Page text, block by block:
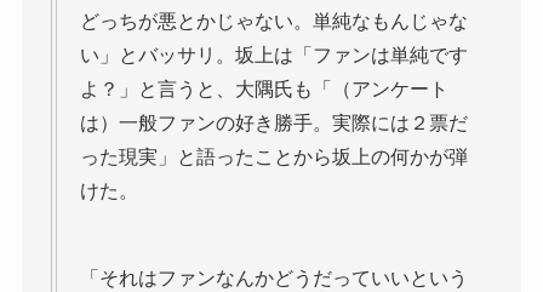
どっちが悪とかじゃない。単純なもんじゃな
い」とバッサリ。坂上は「ファンは単純です
よ？」と言うと、大隅氏も「（アンケート
は）一般ファンの好き勝手。実際には２票だ
った現実」と語ったことから坂上の何かが弾
けた。
「それはファンなんかどうだっていいという